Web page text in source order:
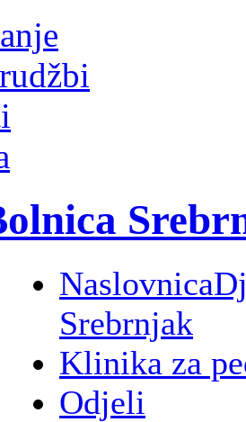
Naslovnica
Srebrnjak
Klinika za
Odjeli